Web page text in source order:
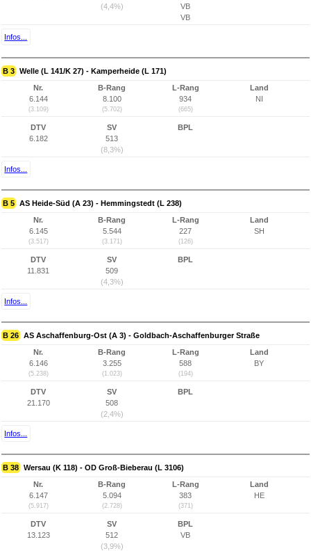
(4,4%)
VB
VB
Infos...
B 3 Welle (L 141/K 27) - Kamperheide (L 171)
Nr.
6.144
(3.109)
B-Rang
8.100
(5.702)
L-Rang
934
(665)
Land
NI
DTV
6.182
SV
513
(8,3%)
BPL
Infos...
B 5 AS Heide-Süd (A 23) - Hemmingstedt (L 238)
Nr.
6.145
(3.517)
B-Rang
5.544
(3.171)
L-Rang
227
(126)
Land
SH
DTV
11.831
SV
509
(4,3%)
BPL
Infos...
B 26 AS Aschaffenburg-Ost (A 3) - Goldbach-Aschaffenburger Straße
Nr.
6.146
(5.238)
B-Rang
3.255
(1.023)
L-Rang
588
(194)
Land
BY
DTV
21.170
SV
508
(2,4%)
BPL
Infos...
B 38 Wersau (K 118) - OD Groß-Bieberau (L 3106)
Nr.
6.147
(5.917)
B-Rang
5.094
(2.728)
L-Rang
383
(371)
Land
HE
DTV
13.123
SV
512
(3,9%)
BPL
VB